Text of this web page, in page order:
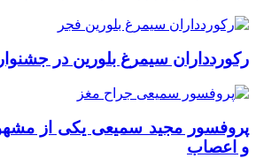
رکوردداران سیمرغ بلورین در
پروفسور مجید سمیعی یکی از
و اعصاب